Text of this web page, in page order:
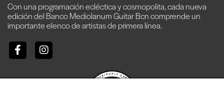
Con una programación ecléctica y cosmopolita, cada nueva
edición del Banco Mediolanum Guitar Bcn comprende un
importante elenco de artistas de primera línea.